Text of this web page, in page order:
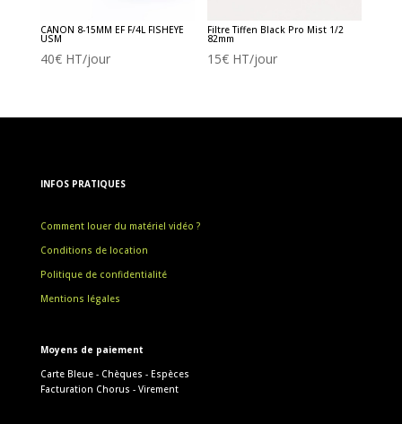
CANON 8-15MM EF F/4L FISHEYE
USM
40€HT/jour
Filtre Tiffen Black Pro Mist 1/2
82mm
15€ HT/jour
INFOS PRATIQUES
Comment louer du matériel vidéo ?
Conditions de location
Politique de confidentialité
Mentions légales
Moyens de paiement
Carte Bleue - Chèques - Espèces
Facturation Chorus - Virement